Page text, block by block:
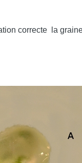
correcte la